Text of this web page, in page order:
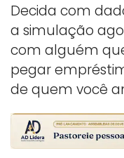
Decida com
a simulação
com alguém
pegar
de quem você